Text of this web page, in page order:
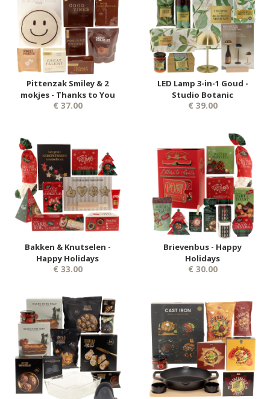
Pittenzak Smiley & 2
mokjes - Thanks to You
€ 37.00
LED Lamp 3-in-1 Goud -
Studio Botanic
€ 39.00
Bakken & Knutselen -
Happy Holidays
€ 33.00
Brievenbus - Happy
Holidays
€ 30.00